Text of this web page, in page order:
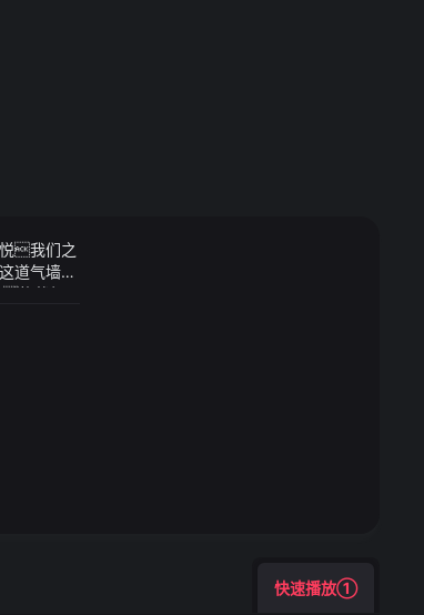
我们之
道气墙显
症状轻
品将于 2
冰宇宙
指纹
mx7 将
imx28
包含样
快速播放①